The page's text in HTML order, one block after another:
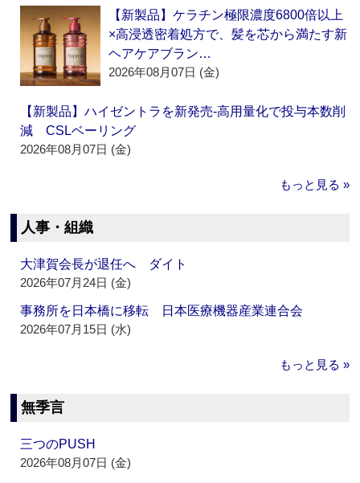
【新製品】ケラチン極限濃度6800倍以上
×高浸透密着処方で、髪を芯から満たす新
ヘアケアブラン…
2026年08月07日 (金)
【新製品】ハイゼントラを新発売‐高用量化で投与本数削
減 CSLベーリング
2026年08月07日 (金)
もっと見る »
人事・組織
大津賀会長が退任へ ダイト
2026年07月24日 (金)
事務所を日本橋に移転 日本医療機器産業連合会
2026年07月15日 (水)
もっと見る »
無季言
三つのPUSH
2026年08月07日 (金)